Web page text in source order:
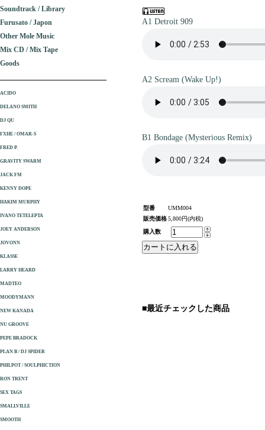
A1 Detroit 909
A2 Scream (Wake Up!)
B1 Bondage (Mysterious Remix)
型番
UMM004
販売価格5,800円(内税)
購入数
■最近チェックした商品
Soundtrack / Library
Furusato / Japon
Other Mole Music
Mix CD / Mix Tape
Goods
ACIDO
DELANO SMITH
DJ QU
FXHE / OMAR-S
FRED P.
GRAVITY SWARM
JACK FM
KENNY DOPE
HAKIM MURPHY
IVANO TETELEPTA
JOEY ANDERSON
JOVONN
KLASSE
LARRY HEARD
MADTEO
MOODYMANN
NEW KANADA
NU GROOVE
PEPE BRADOCK
PLAN B / DJ SPIDER
PHILPOT / SOULPHICTION
RON TRENT
SEX TAGS
SMALLVILLE
SMOOTH